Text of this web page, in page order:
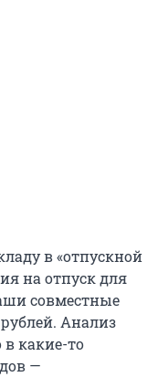
в «отпускной
на отпуск для
совместные
рублей. Анализ
в какие-то
—